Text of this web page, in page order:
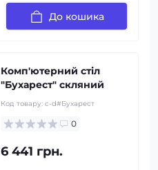
До кошика
Комп'ютерний стіл
"Бухарест" скляний
Код товару: c-d#Бухарест
0
6 441 грн.